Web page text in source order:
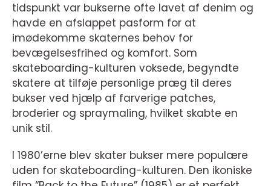
tidspunkt var bukserne ofte lavet af denim og
havde en afslappet pasform for at
imødekomme skaternes behov for
bevægelsesfrihed og komfort. Som
skateboarding-kulturen voksede, begyndte
skatere at tilføje personlige præg til deres
bukser ved hjælp af farverige patches,
broderier og spraymaling, hvilket skabte en
unik stil.
I 1980’erne blev skater bukser mere populære
uden for skateboarding-kulturen. Den ikoniske